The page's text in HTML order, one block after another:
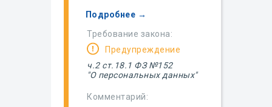
Требование закона:
Комментарий:
Предупреждение
ч.2 ст.18.1 ФЗ №152
"О персональных данных"
Подробнее →